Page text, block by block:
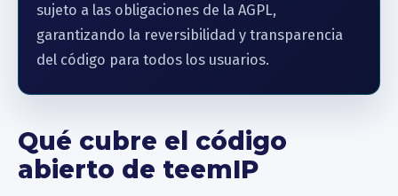
sujeto a las obligaciones de la AGPL,
garantizando la reversibilidad y transparencia
del código para todos los usuarios.
Qué cubre el código
abierto de teemIP